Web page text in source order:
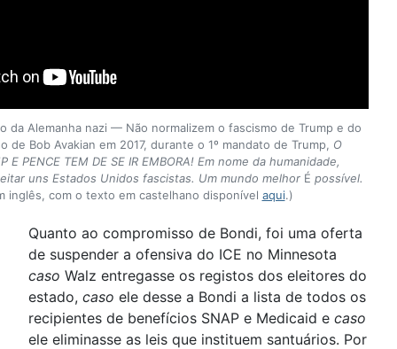
da Alemanha nazi — Não normalizem o fascismo de Trump e do
de Bob Avakian em 2017, durante o 1º mandato de Trump, O
E PENCE TEM DE SE IR EMBORA! Em nome da humanidade,
uns Estados Unidos fascistas. Um mundo melhor É possível.
inglês, com o texto em castelhano disponível aqui.)
Quanto ao compromisso de Bondi, foi uma oferta
de suspender a ofensiva do ICE no Minnesota
caso Walz entregasse os registos dos eleitores do
estado, caso ele desse a Bondi a lista de todos os
recipientes de benefícios SNAP e Medicaid e caso
ele eliminasse as leis que instituem santuários. Por